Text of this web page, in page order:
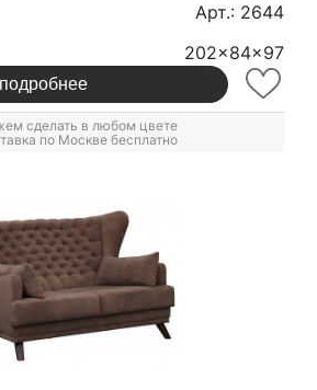
Арт.: 2644
202x84x97
подробнее
сделать в любом цвете
по Москве бесплатно